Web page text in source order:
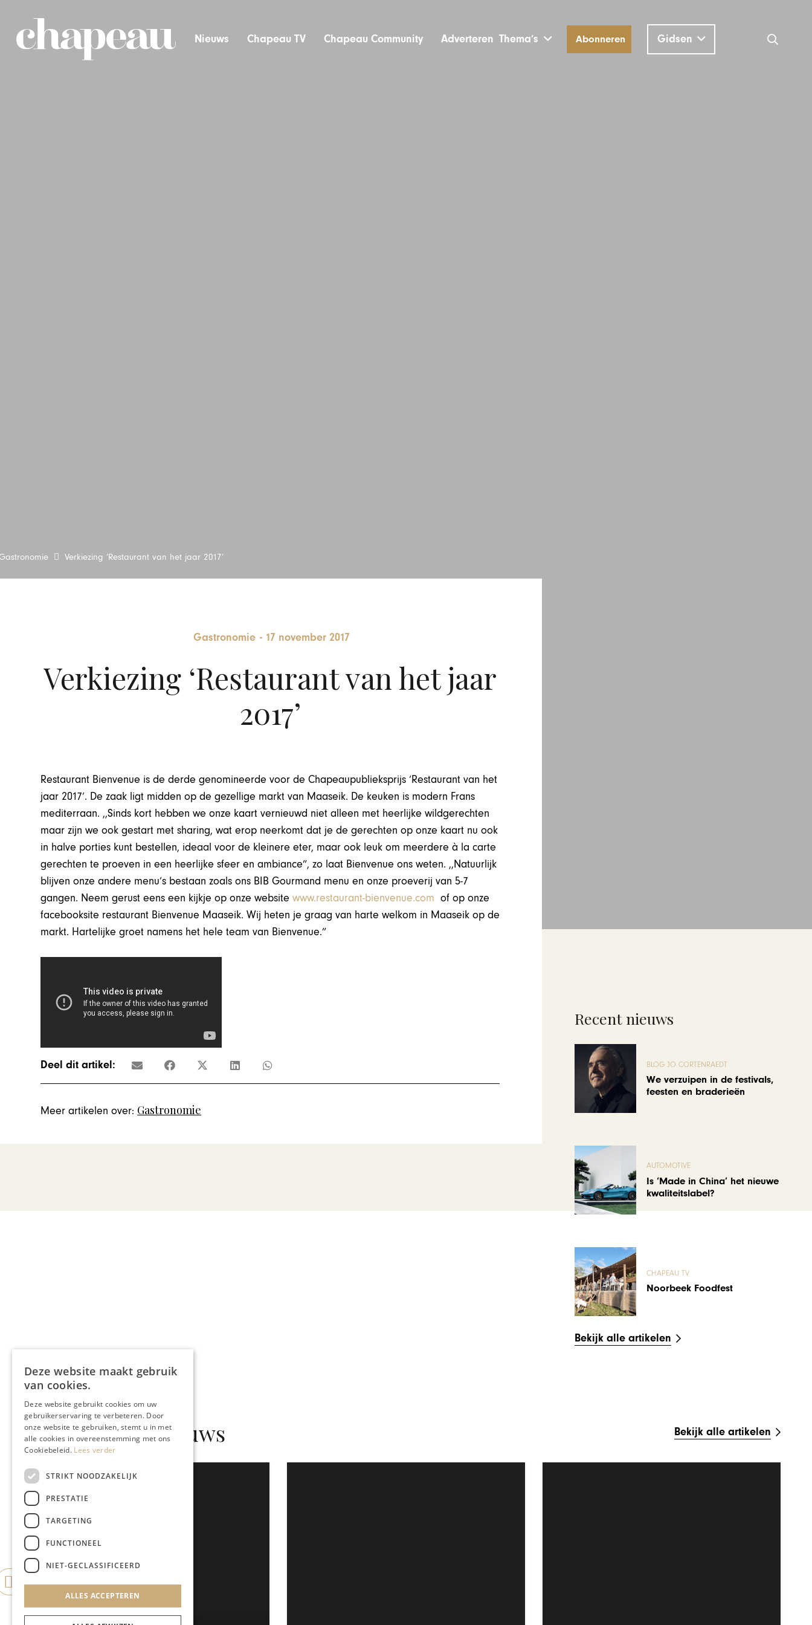
Nieuws Chapeau TV Chapeau Community Adverteren Thema’s Abonneren Gidsen
Verkiezing ‘Restaurant van het jaar 2017’
Gastronomie - 17 november 2017
Verkiezing ‘Restaurant van het jaar
2017’
Restaurant Bienvenue is de derde genomineerde voor de Chapeaupublieksprijs ‘Restaurant van het
jaar 2017’. De zaak ligt midden op de gezellige markt van Maaseik. De keuken is modern Frans
mediterraan. ,,Sinds kort hebben we onze kaart vernieuwd niet alleen met heerlijke wildgerechten
maar zijn we ook gestart met sharing, wat erop neerkomt dat je de gerechten op onze kaart nu ook
in halve porties kunt bestellen, ideaal voor de kleinere eter, maar ook leuk om meerdere à la carte
gerechten te proeven in een heerlijke sfeer en ambiance”, zo laat Bienvenue ons weten. ,,Natuurlijk
blijven onze andere menu’s bestaan zoals ons BIB Gourmand menu en onze proeverij van 5-7
gangen. Neem gerust eens een kijkje op onze websitewww.restaurant-bienvenue.com of op onze
facebooksite restaurant Bienvenue Maaseik. Wij heten je graag van harte welkom in Maaseik op de
markt. Hartelijke groet namens het hele team van Bienvenue.”
Deel dit artikel:
Meer artikelen over: Gastronomie
Recent nieuws
BLOG JO CORTENRAEDT
We verzuipen in de festivals,
feesten en braderieën
AUTOMOTIVE
Is ‘Made in China’ het nieuwe
kwaliteitslabel?
CHAPEAU TV
Noorbeek Foodfest
Bekijk alle artikelen
Gerelateerd nieuws Bekijk alle artikelen
Deze website maakt gebruik
van cookies.
Deze website gebruikt cookies om uw
gebruikerservaring te verbeteren. Door
onze website te gebruiken, stemt u in met
alle cookies in overeenstemming met ons
Cookiebeleid. Lees verder
STRIKT NOODZAKELIJK
PRESTATIE
TARGETING
FUNCTIONEEL
NIET-GECLASSIFICEERD
ALLES ACCEPTEREN